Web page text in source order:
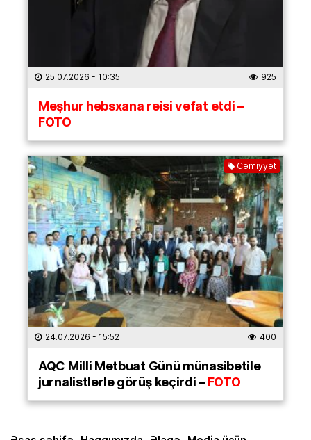
25.07.2026 - 10:35 925
Məşhur həbsxana rəisi vəfat etdi –
FOTO
Cəmiyyət
24.07.2026 - 15:52 400
AQC Milli Mətbuat Günü münasibətilə
jurnalistlərlə görüş keçirdi –FOTO